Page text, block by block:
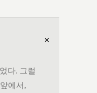
＋
다. 그럴
에서,